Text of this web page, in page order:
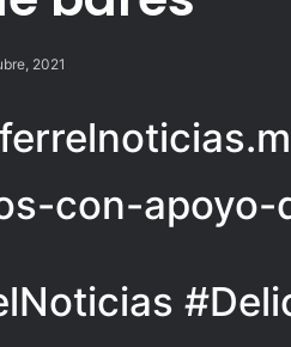
2021
con-apoyo-